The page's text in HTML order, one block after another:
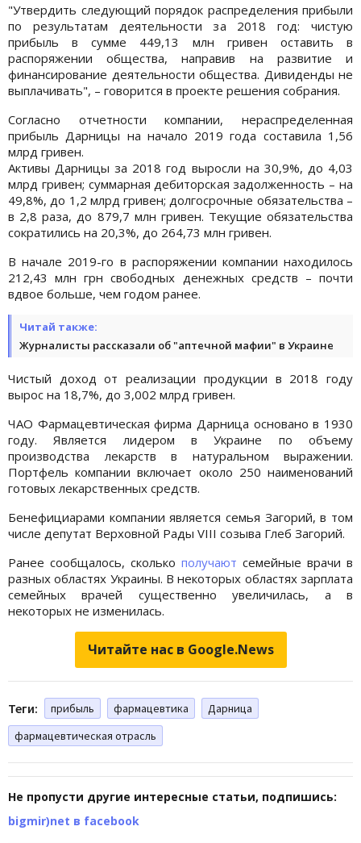
"Утвердить следующий порядок распределения прибыли
по результатам деятельности за 2018 год: чистую
прибыль в сумме 449,13 млн гривен оставить в
распоряжении общества, направив на развитие и
финансирование деятельности общества. Дивиденды не
выплачивать", – говорится в проекте решения собрания.
Согласно отчетности компании, нераспределенная
прибыль Дарницы на начало 2019 года составила 1,56
млрд гривен.
Активы Дарницы за 2018 год выросли на 30,9%, до 4,03
млрд гривен; суммарная дебиторская задолженность – на
49,8%, до 1,2 млрд гривен; долгосрочные обязательства –
в 2,8 раза, до 879,7 млн гривен. Текущие обязательства
сократились на 20,3%, до 264,73 млн гривен.
В начале 2019-го в распоряжении компании находилось
212,43 млн грн свободных денежных средств – почти
вдвое больше, чем годом ранее.
Читай также:
Журналисты рассказали об "аптечной мафии" в Украине
Чистый доход от реализации продукции в 2018 году
вырос на 18,7%, до 3,002 млрд гривен.
ЧАО Фармацевтическая фирма Дарница основано в 1930
году. Является лидером в Украине по объему
производства лекарств в натуральном выражении.
Портфель компании включает около 250 наименований
готовых лекарственных средств.
Бенефициарами компании является семья Загорий, в том
числе депутат Верховной Рады VIII созыва Глеб Загорий.
Ранее сообщалось, сколько получают семейные врачи в
разных областях Украины. В некоторых областях зарплата
семейных врачей существенно увеличилась, а в
некоторых не изменилась.
Читайте нас в Google.News
Теги: прибыль фармацевтика
Дарница
фармацевтическая отрасль
Не пропусти другие интересные статьи, подпишись:
bigmir)net в facebook